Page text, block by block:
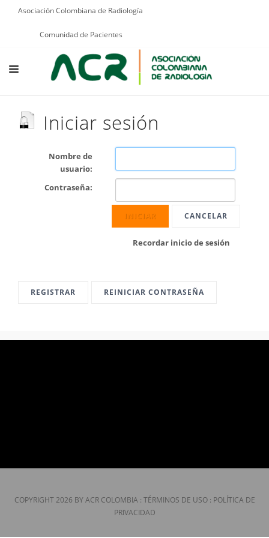
Asociación Colombiana de Radiología
Comunidad de Pacientes
EDUCACIÓN
PUBLICACIONES
PROGRAMAS INSTITUCIONALES
PROGRAMAS POR PATOLOGÍAS
Iniciar sesión
Nombre de
usuario:
Contraseña:
INICIAR CANCELAR
Recordar inicio de sesión
REGISTRAR REINICIAR CONTRASEÑA
COPYRIGHT 2026 BY ACR COLOMBIA: TÉRMINOS DE USO: POLÍTICA DE
PRIVACIDAD